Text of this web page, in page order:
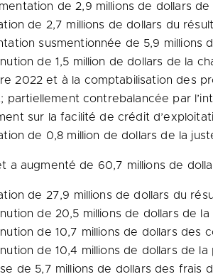
de 2,9 millions de dollars
de 2,7 millions de dollars du
susmentionnée de 5,9 millions
de 1,5 million de dollars de la
2022 et à la comptabilisation des
partiellement contrebalancée par
sur la facilité de crédit
de 0,8 million de dollars de la
a augmenté de 60,7 millions de
de 27,9 millions de dollars du
de 20,5 millions de dollars de
de 10,7 millions de dollars des
de 10,4 millions de dollars de
de 5,7 millions de dollars des